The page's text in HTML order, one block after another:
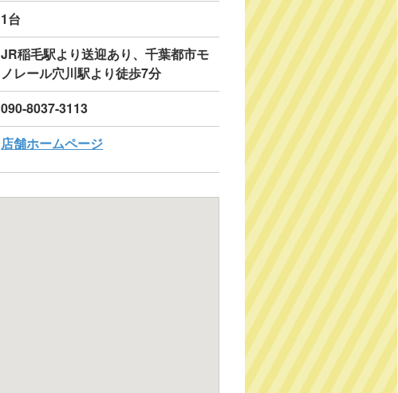
1台
JR稲毛駅より送迎あり、千葉都市モ
ノレール穴川駅より徒歩7分
090-8037-3113
店舗ホームページ